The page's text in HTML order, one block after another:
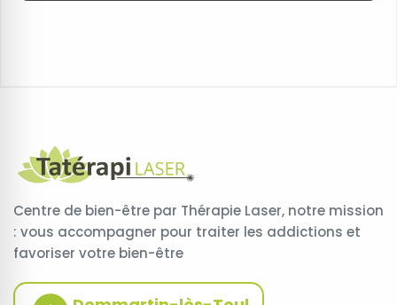
Centre de bien-être par Thérapie Laser, notre mission
: vous accompagner pour traiter les addictions et
favoriser votre bien-être